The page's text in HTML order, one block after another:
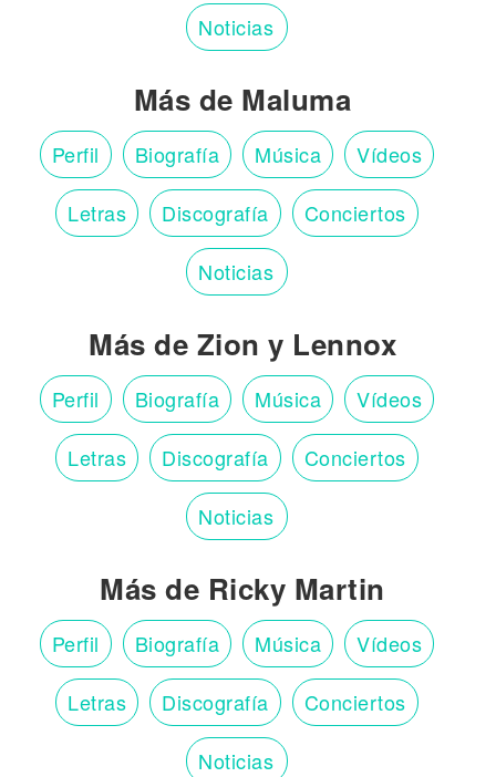
Noticias
Más de Maluma
Perfil Biografía Música Vídeos
Letras Discografía Conciertos
Noticias
Más de Zion y Lennox
Perfil Biografía Música Vídeos
Letras Discografía Conciertos
Noticias
Más de Ricky Martin
Perfil Biografía Música Vídeos
Letras Discografía Conciertos
Noticias